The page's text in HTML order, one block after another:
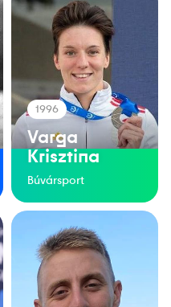
1996
Varga
Krisztina
Búvársport